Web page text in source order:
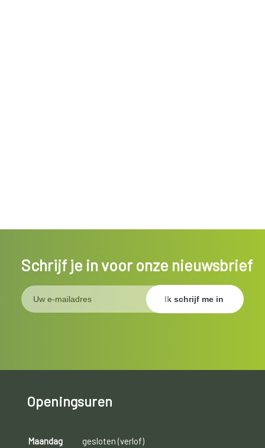
Schrijf je in voor onze nieuwsbrief
Openingsuren
Maandag
gesloten (verlof)